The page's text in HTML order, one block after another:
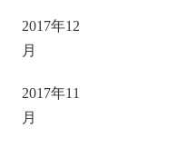
2017年12
月
2017年11
月